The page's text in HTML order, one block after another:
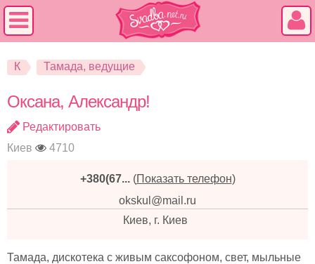
К Тамада, ведущие
Оксана, Александр!
Редактировать
Киев
4710
+380(67... (Показать телефон)
okskul@mail.ru
Киев, г. Киев
Тамада, дискотека с живым саксофоном, свет, мыльные